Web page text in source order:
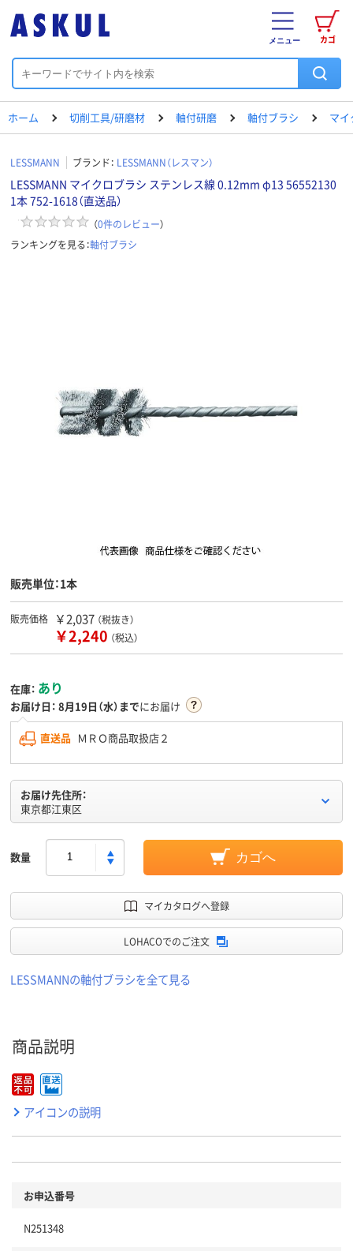
カゴ
メニュー
ホーム 切削工具/研磨材 軸付研磨 軸付ブラシ マ
LESSMANN ブランド： LESSMANN（レスマン）
LESSMANN マイクロブラシ ステンレス線 0.12mm φ13 56552130
1本 752-1618（直送品）
（0件のレビュー）
ランキングを見る：軸付ブラシ
販売単位：1本
販売価格 ￥2,037 （税抜き）
￥2,240 （税込）
在庫： あり
お届け日： 8月19日（水）までにお届け
直送品 ＭＲＯ商品取扱店２
お届け先住所：
東京都江東区
数量 カゴへ
マイカタログへ登録
LOHACOでのご注文
LESSMANNの軸付ブラシを全て見る
商品説明
アイコンの説明
お申込番号
N251348